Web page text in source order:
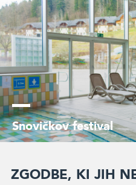
Snovičkov festival
Zgodbe, ki jih